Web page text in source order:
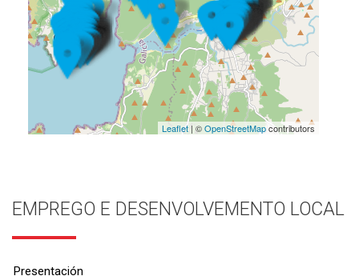
Leaflet| ©OpenStreetMapcontributors
EMPREGO E DESENVOLVEMENTO LOCAL
Presentación